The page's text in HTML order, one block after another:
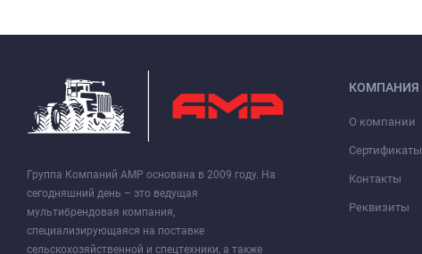
Группа Компаний АМР основана в 2009 году. На
сегодняшний день – это ведущая
мультибрендовая компания,
специализирующаяся на поставке
сельскохозяйственной и спецтехники, а также
КОМПАНИЯ
О компании
Сертификаты
Контакты
Реквизиты